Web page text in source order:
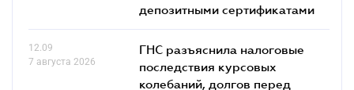
депозитными сертификатами
12.09
7 августа 2026
ГНС разъяснила налоговые
последствия курсовых
колебаний, долгов перед